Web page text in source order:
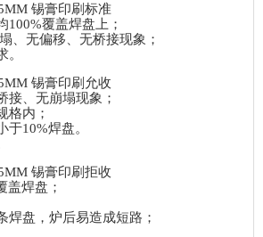
锡膏印刷标准
100%覆盖焊盘上；
、无偏移、无桥接现象；
。
锡膏印刷允收
接、无崩塌现象；
格内；
于10%焊盘。
锡膏印刷拒收
盖焊盘；
焊盘，炉后易造成短路；